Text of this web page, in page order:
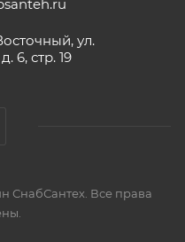
ул.
6, стр. 19
СнабСантех. Все права